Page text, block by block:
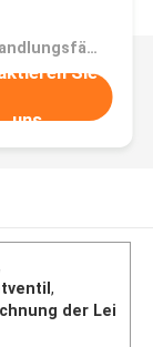
Preis：Verhandlungsfähig
Sie
uns
,
der Lei